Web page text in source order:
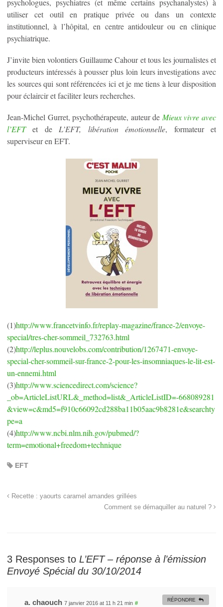
psychologues, psychiatres (et même certains psychanalystes) à
utiliser cet outil en pratique privée ou dans un contexte
institutionnel, à l’hôpital, en centre antidouleur ou en clinique
psychiatrique.
J’invite bien volontiers Guillaume Cahour et tous les journalistes et
producteurs intéressés à pousser plus loin leurs investigations avec
les sources qui sont référencées ici et je me tiens à leur disposition
pour éclaircir et faciliter leurs recherches.
Jean-Michel Gurret, psychothérapeute, auteur de Mieux vivre avec
l’EFTet deL’EFT, libération émotionnelle, formateur et
superviseur en EFT.
(1)http://www.francetvinfo.fr/replay-magazine/france-2/envoye-
special/tres-cher-sommeil_732763.html
(2)http://leplus.nouvelobs.com/contribution/1267471-envoye-
special-cher-sommeil-sur-france-2-pour-les-insomniaques-le-lit-est-
un-ennemi.html
(3)http://www.sciencedirect.com/science?
_ob=ArticleListURL&_method=list&_ArticleListID=-668089281
&view=c&md5=f910c66092cd288ba11b05aac9b8281e&searchty
pe=a
(4)http://www.ncbi.nlm.nih.gov/pubmed/?
term=emotional+freedom+technique
EFT
Recette : yaourts caramel amandes grillées
Comment se démaquiller au naturel ?
3 Responses to L’EFT – réponse à l’émission
Envoyé Spécial du 30/10/2014
a. chaouch 7 janvier 2016 at 11 h 21 min #
RÉPONDRE